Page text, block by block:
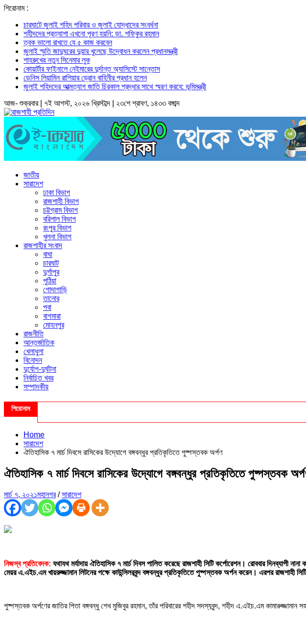
শিরোনাম :
চারঘাটে জুলাই শহিদ পরিবার ও জুলাই যোদ্ধাদের সংবর্ধনা
শহীদদের প্রত্যাশা এখনো পূরণ হয়নি: ডা. শফিকুর রহমান
ত্বক ভালো রাখতে যে ৫ কাজ করবেন
জুলাই স্মৃতি জাদুঘরের দুয়ার খুলেছে উদ্বোধন করলেন প্রধানমন্ত্রী
শাহরুখের নতুন সিনেমার লুক
কোয়ার্টার ফাইনালে নেইমারের দুর্দান্ত অ্যাসিস্টে সান্তোস
ডেনিস লিয়ামিন রাশিয়ার ড্রোন বাহিনীর প্রধান হলেন
জুলাই শহিদদের আত্মত্যাগ জাতি চিরকাল শ্রদ্ধার সাথে স্মরণ করবে: ভূমিমন্ত্রী
আজ- শুক্রবার | ৭ই আগস্ট, ২০২৬ খ্রিস্টাব্দ | ২৩শে শ্রাবণ, ১৪৩৩ বঙ্গাব্দ
জাতীয়
সারাদেশ
ঢাকা বিভাগ
রাজশাহী বিভাগ
চট্টগ্রাম বিভাগ
বরিশাল বিভাগ
রংপুর বিভাগ
খুলনা বিভাগ
রাজশাহীর সংবাদ
বাঘা
চারঘাট
দুর্গাপুর
পুঠিয়া
গোদাগাড়ি
তানোর
পবা
বাগমারা
মোহনপুর
রাজনীতি
আন্তর্জাতিক
খেলাধুলা
বিনোদন
দুর্যোগ-দুর্ঘটনা
নির্বাচিত খবর
সম্পাদকীয়
শিরোনাম
Home
সারাদেশ
ঐতিহাসিক ৭ মার্চ দিবসে রাসিকের উদ্যোগে বঙ্গবন্ধুর প্রতিকৃতিতে পুষ্পস্তবক অর্পণ
ঐতিহাসিক ৭ মার্চ দিবসে রাসিকের উদ্যোগে বঙ্গবন্ধুর প্রতিকৃতিতে পুষ্পস্তবক
মার্চ ৭, ২০২১মহানগর/সারাদেশ
নিজস্ব প্রতিবেদক: যথাযথ মর্যাদায় ঐতিহাসিক ৭ মার্চ দিবস পালিত করেছে রাজশাহী সিটি কর্পোরেশন। রোববার
মেয়র এ.এইচ.এম খায়রুজ্জামান লিটনের পক্ষে কাউন্সিলরবৃন্দ বঙ্গবন্ধুর প্রতিকৃতিতে পুষ্পস্তবক অর্পন করেন। এরপর রাজশাহী
পুষ্পস্তবক অর্পণের জাতির পিতা বঙ্গবন্ধু শেখ মুজিবুর রহমান, তাঁর পরিবারের শহীদ সদস্যবৃন্দ, শহীদ এ.এইচ.এম কামারুজ্জামান